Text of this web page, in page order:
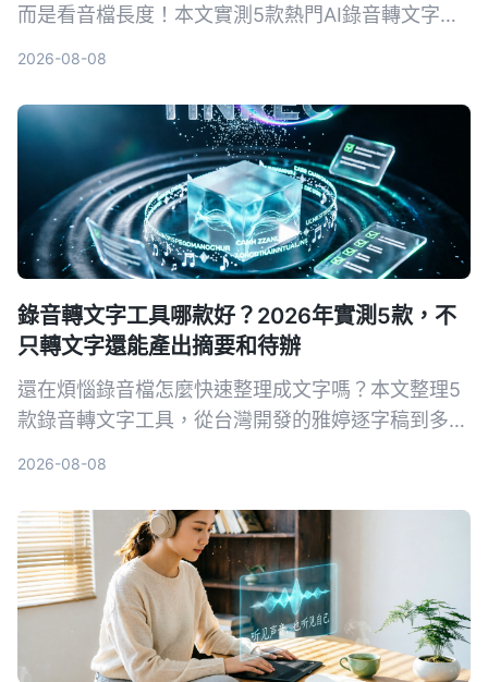
而是看音檔長度！本文實測5款熱門AI錄音轉文字工
佳選擇。
2026-08-08
錄音轉文字工具哪款好？2026年實測5款，不
只轉文字還能產出摘要和待辦
還在煩惱錄音檔怎麼快速整理成文字嗎？本文整理5
款錄音轉文字工具，從台灣開發的雅婷逐字稿到多功
2026-08-08